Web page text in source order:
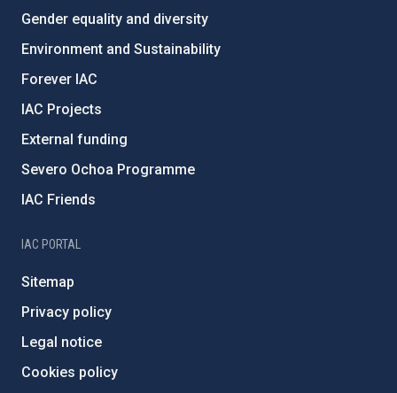
Gender equality and diversity
Environment and Sustainability
Forever IAC
IAC Projects
External funding
Severo Ochoa Programme
IAC Friends
IAC PORTAL
Sitemap
Privacy policy
Legal notice
Cookies policy